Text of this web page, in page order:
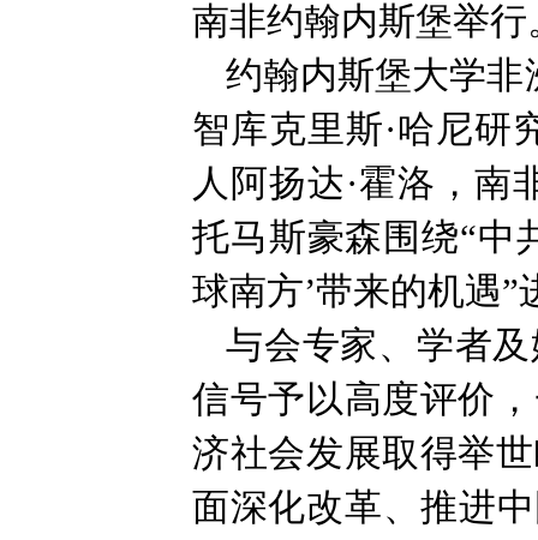
南非约翰内斯堡举行
约翰内斯堡大学非
智库克里斯·哈尼研
人阿扬达·霍洛，南
托马斯豪森围绕“中
球南方’带来的机遇”
与会专家、学者
信号予以高度评价
济社会发展取得举
面深化改革、推进